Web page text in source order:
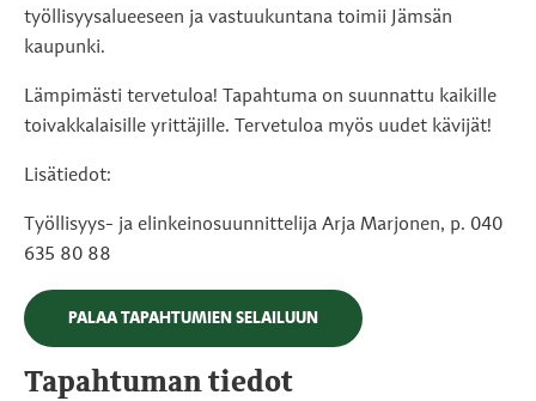
työllisyysalueeseen ja vastuukuntana toimii Jämsän
kaupunki.
Lämpimästi tervetuloa! Tapahtuma on suunnattu kaikille
toivakkalaisille yrittäjille. Tervetuloa myös uudet kävijät!
Lisätiedot:
Työllisyys- ja elinkeinosuunnittelija Arja Marjonen, p. 040
635 80 88
PALAA TAPAHTUMIEN SELAILUUN
Tapahtuman tiedot